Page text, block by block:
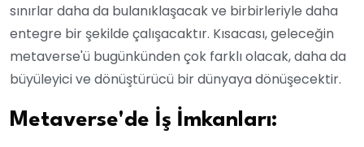
sınırlar daha da bulanıklaşacak ve birbirleriyle daha
entegre bir şekilde çalışacaktır. Kısacası, geleceğin
metaverse'ü bugünkünden çok farklı olacak, daha da
büyüleyici ve dönüştürücü bir dünyaya dönüşecektir.
Metaverse'de İş İmkanları: